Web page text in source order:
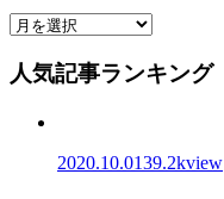
人気記事ランキング
2020.10.0139.2kview